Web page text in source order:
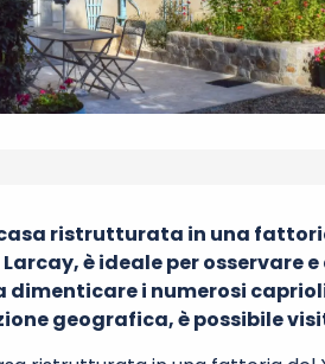
ristrutturata in una
è ideale per osservare
dimenticare i numerosi
geografica, è possibile